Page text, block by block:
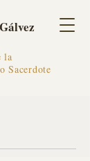
la
Sacerdote